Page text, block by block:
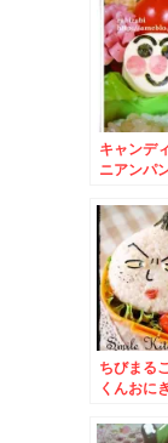
キャンデ
ニアンパ
ちびまる
くんおに